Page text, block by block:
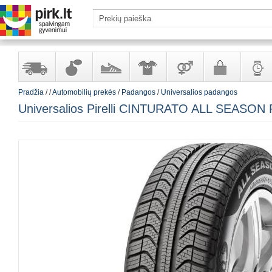
sandėlyje
ir
kosmetika
ir
aksesuarai
suaugusiems
ir
Pradžia //Automobilių prekės / Padangos / Universalios padangos
Universalios Pirelli CINTURATO ALL SEASON